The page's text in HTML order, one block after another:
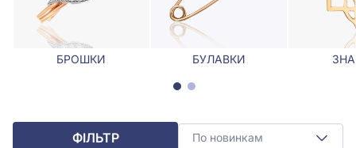
БРОШКИ БУЛАВКИ
ФІЛЬТР По новинкам